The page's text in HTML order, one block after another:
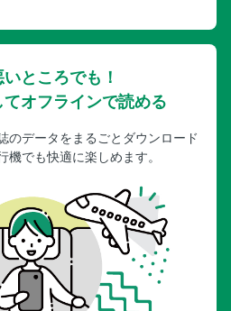
ところでも！
オフラインで読める
のデータをまるごとダウンロード
でも快適に楽しめます。